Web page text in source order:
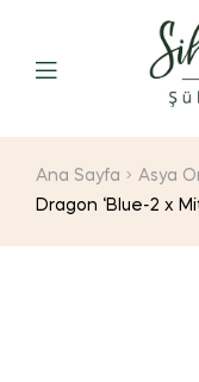
Ana Sayfa Asya
Dragon ‘Blue-2 x